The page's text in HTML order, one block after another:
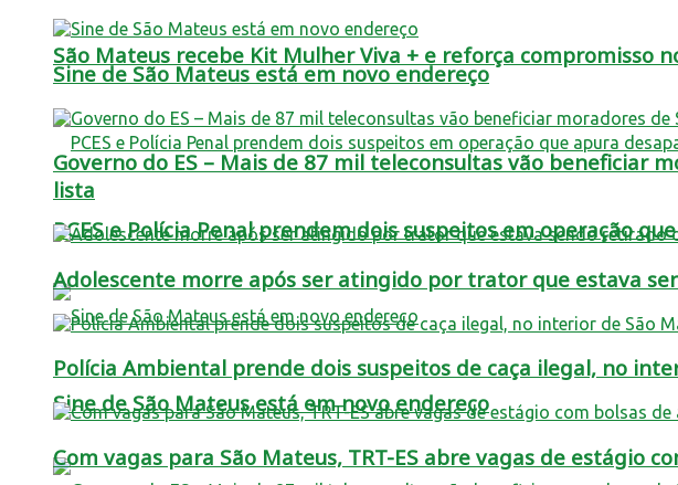
São Mateus recebe Kit Mulher Viva + e reforça compromisso
PCES e Polícia Penal prendem dois suspeitos em operação
Sine de São Mateus está em novo endereço
Sine de São Mateus está em novo endereço
Governo do ES – Mais de 87 mil teleconsultas vão beneficiar
lista
Adolescente morre após ser atingido por trator que estava
Polícia Ambiental prende dois suspeitos de caça ilegal, no
Com vagas para São Mateus, TRT-ES abre vagas de estágio